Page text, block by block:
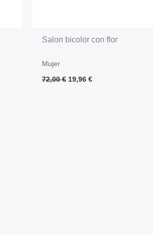
Salon bicolor con flor
Mujer
72,00€ 19,96 €